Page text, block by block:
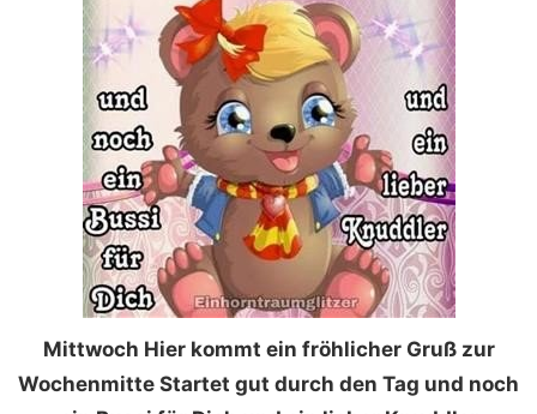
Mittwoch Hier kommt ein fröhlicher Gruß zur
Wochenmitte Startet gut durch den Tag und noch